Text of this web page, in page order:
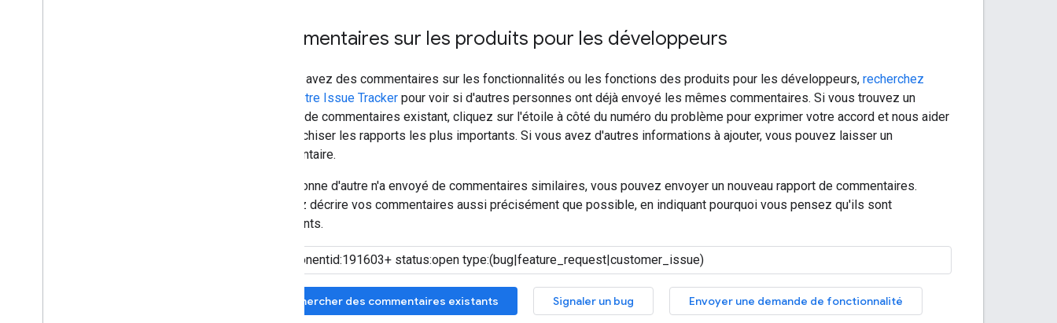
Commentaires sur les produits pour les développeurs
Si vous avez des commentaires sur les fonctionnalités ou les fonctions des produits pour les développeurs, recherchez
dans notre Issue Tracker pour voir si d'autres personnes ont déjà envoyé les mêmes commentaires. Si vous trouvez un
rapport de commentaires existant, cliquez sur l'étoile à côté du numéro du problème pour exprimer votre accord et nous aider
à hiérarchiser les rapports les plus importants. Si vous avez d'autres informations à ajouter, vous pouvez laisser un
commentaire.
Si personne d'autre n'a envoyé de commentaires similaires, vous pouvez envoyer un nouveau rapport de commentaires.
Veuillez décrire vos commentaires aussi précisément que possible, en indiquant pourquoi vous pensez qu'ils sont
importants.
Rechercher des commentaires existants Signaler un bug Envoyer une demande de fonctionnalité